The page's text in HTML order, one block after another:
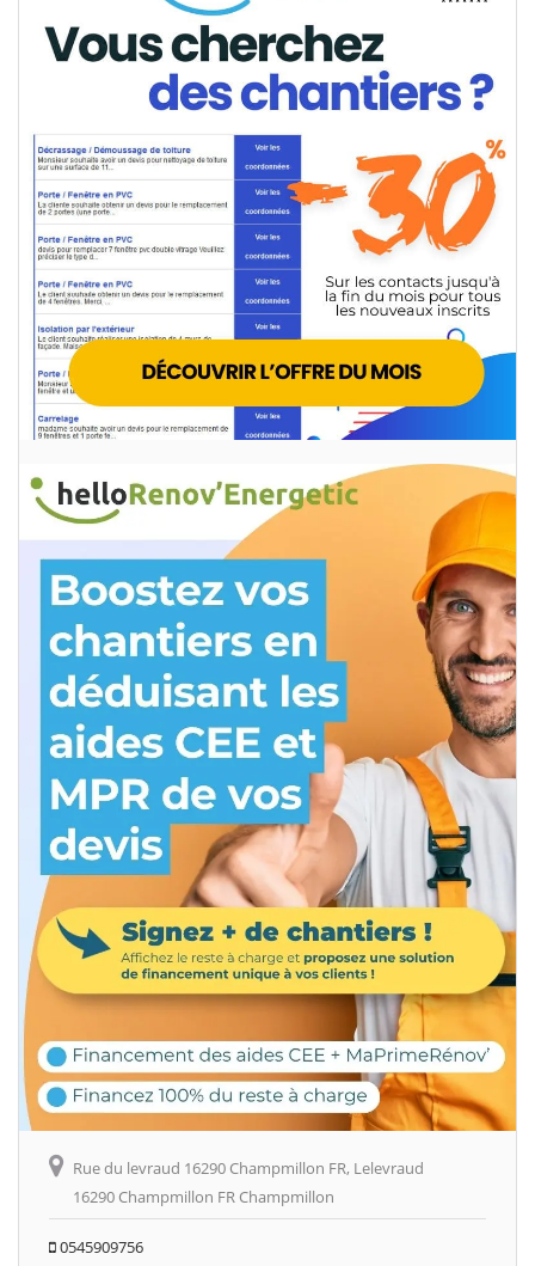
Rue du levraud 16290 Champmillon FR, Lelevraud
16290 Champmillon FR Champmillon
0545909756